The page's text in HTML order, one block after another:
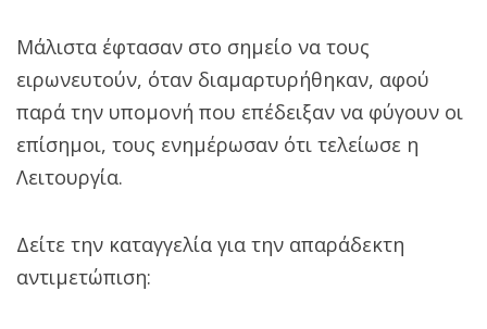
Μάλιστα έφτασαν στο σημείο να τους
ειρωνευτούν, όταν διαμαρτυρήθηκαν, αφού
παρά την υπομονή που επέδειξαν να φύγουν οι
επίσημοι, τους ενημέρωσαν ότι τελείωσε η
Λειτουργία.
Δείτε την καταγγελία για την απαράδεκτη
αντιμετώπιση: